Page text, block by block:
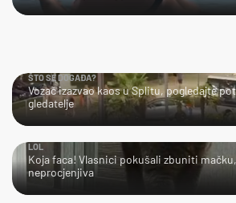
ŠTO SE DOGAĐA?
Vozač izazvao kaos u Splitu, pogledajte
gledatelje
LOL
Koja faca! Vlasnici pokušali zbuniti
neprocjenjiva